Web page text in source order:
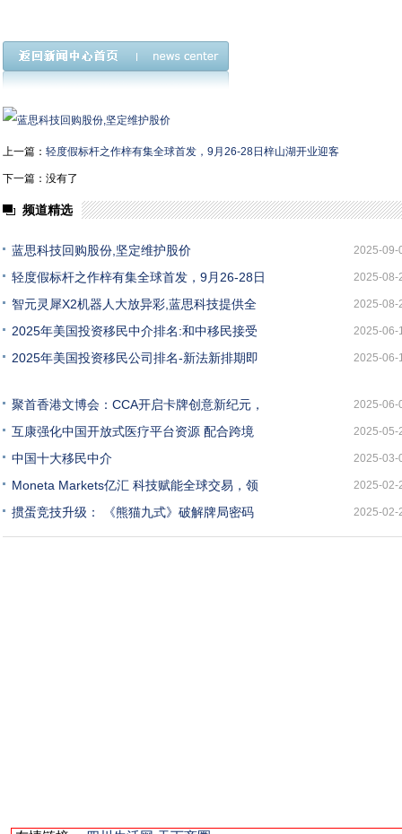
上一篇： 轻度假标杆之作梓有集全球首发，9月26-28日梓山湖开业迎客
下一篇：没有了
频道精选
蓝思科技回购股份,坚定维护股价 2025-09-
轻度假标杆之作梓有集全球首发，9月26-28日 2025-08-
智元灵犀X2机器人大放异彩,蓝思科技提供全 2025-08-
2025年美国投资移民中介排名:和中移民接受 2025-06-
2025年美国投资移民公司排名-新法新排期即 2025-06-
聚首香港文博会：CCA开启卡牌创意新纪元， 2025-06-
互康强化中国开放式医疗平台资源 配合跨境 2025-05-
中国十大移民中介 2025-03-
Moneta Markets亿汇 科技赋能全球交易，领 2025-02-
掼蛋竞技升级： 《熊猫九式》破解牌局密码 2025-02-